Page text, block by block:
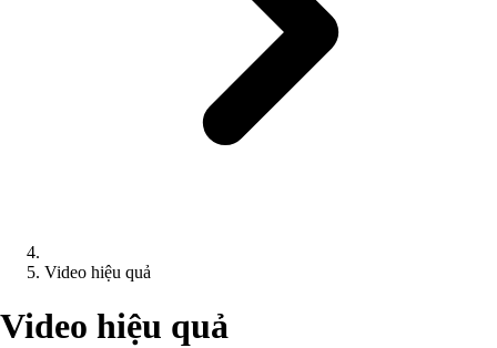
Video hiệu quả
Video hiệu quả